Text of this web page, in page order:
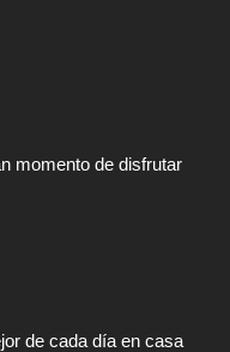
momento de disfrutar
de cada día en casa